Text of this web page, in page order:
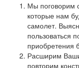
Мы поговорим
которые нам
самолет.
пользоваться
приобретения
Расширим
повторим